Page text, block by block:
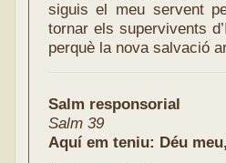
siguis el meu servent
tornar els supervivents
perquè la nova salvació
Salm responsorial
Salm 39
Aquí em teniu: Déu